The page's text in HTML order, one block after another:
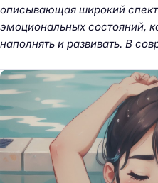
описывающая широкий
эмоциональных состояний,
наполнять и развивать. В